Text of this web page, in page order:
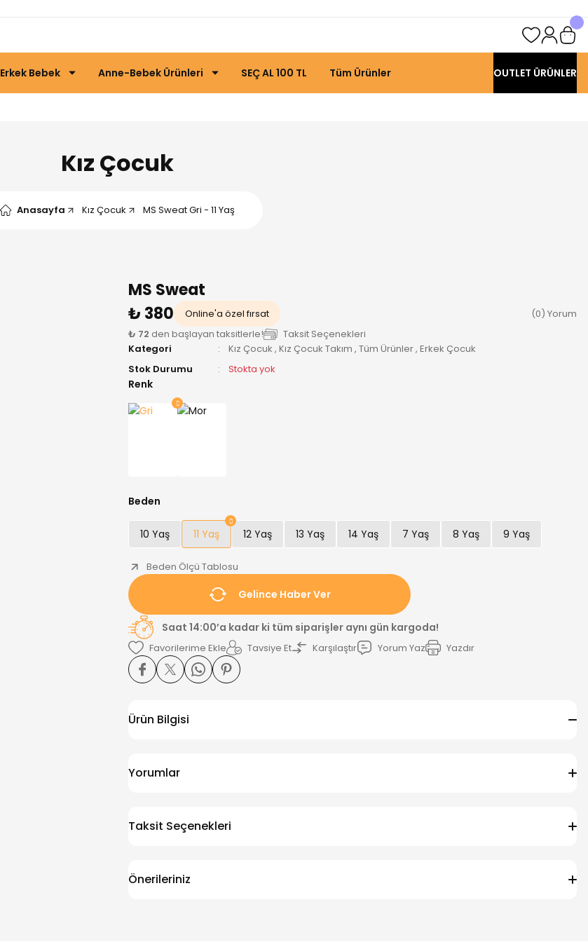
Erkek Bebek Anne-Bebek Ürünleri SEÇ AL 100 TL Tüm Ürünler OUTLET ÜRÜNLER
Kız Çocuk
Anasayfa Kız Çocuk MS Sweat Gri - 11 Yaş
MS Sweat
₺ 380
Online'a özel fırsat
(0) Yorum
₺ 72 den başlayan taksitlerle!
Taksit Seçenekleri
Kategori
Kız Çocuk , Kız Çocuk Takım , Tüm Ürünler, Erkek Çocuk
Stok Durumu
Stokta yok
Renk
Beden
10 Yaş 11 Yaş 12 Yaş 13 Yaş 14 Yaş 7 Yaş 8 Yaş 9 Yaş
Beden Ölçü Tablosu
Gelince Haber Ver
Saat 14:00’a kadar ki tüm siparişler aynı gün kargoda!
Tavsiye Et Karşılaştır Yorum Yaz Yazdır
Ürün Bilgisi
Yorumlar
Taksit Seçenekleri
Önerileriniz